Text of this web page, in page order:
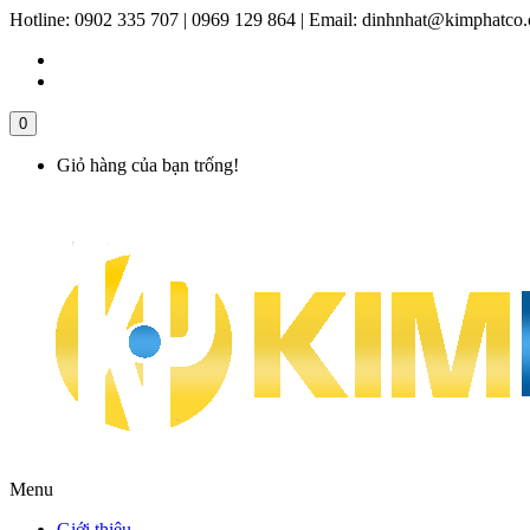
Hotline: 0902 335 707 | 0969 129 864 | Email:
0
Giỏ hàng của bạn trống!
Menu